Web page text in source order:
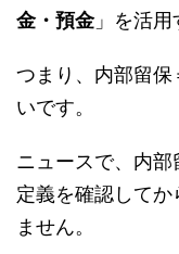
金・預金」を活用
つまり、内部留保
いです。
ニュースで、内
定義を確認して
ません。